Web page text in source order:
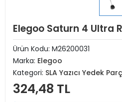
Elegoo Saturn 4 Ultra
Ürün Kodu: M26200031
Marka: Elegoo
Kategori: SLA Yazıcı Yedek
324,48 TL